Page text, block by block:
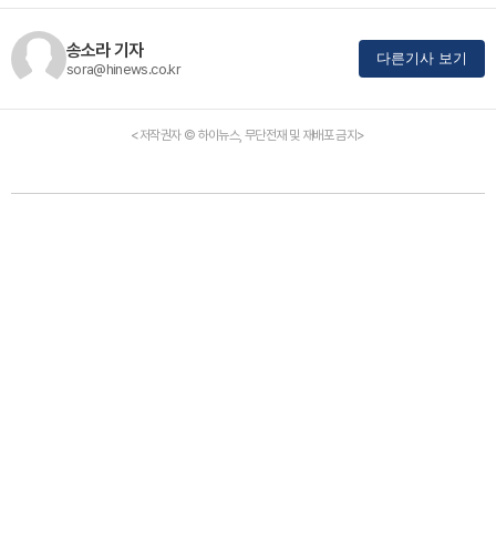
송소라 기자
sora@hinews.co.kr
다른기사 보기
<저작권자 © 하이뉴스, 무단전재 및 재배포 금지>